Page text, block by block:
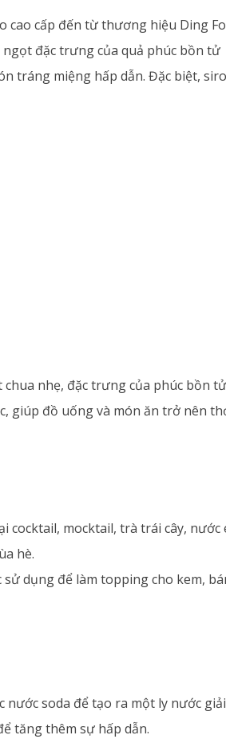
cao cấp đến từ thương hiệu Ding
đặc trưng của quả phúc bồn tử
tráng miệng hấp dẫn. Đặc biệt,
nhẹ, đặc trưng của phúc bồn
giúp đồ uống và món ăn trở nên
cocktail, mocktail, trà trái cây, nước
hè.
sử dụng để làm topping cho kem,
nước soda để tạo ra một ly nước
tăng thêm sự hấp dẫn.